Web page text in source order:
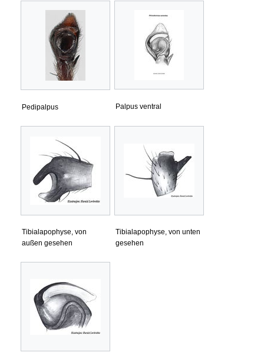
Pedipalpus Palpus ventral
Tibialapophyse, von
außen gesehen
Tibialapophyse, von unten
gesehen